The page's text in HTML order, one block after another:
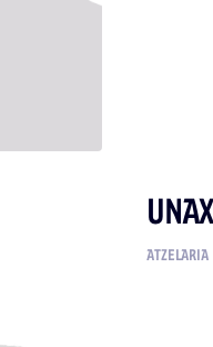
UNAX
ATZELARIA